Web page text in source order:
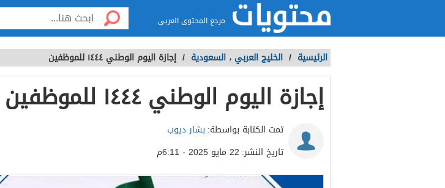
مرجع المحتوى العربي
الرئيسية / الخليج العربي ، السعودية / إجازة اليوم الوطني ١٤٤٤ للموظفين
إجازة اليوم الوطني ١٤٤٤ للموظفين
تمت الكتابة بواسطة: بشار ديوب
تاريخ النشر: 22 مايو 2025 - 6:11م